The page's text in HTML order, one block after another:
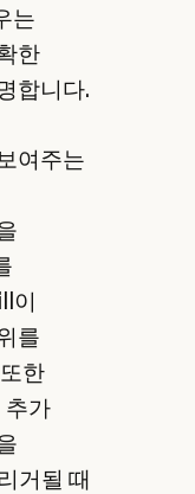
는
한
합니다.
여주는
이
를
한
추가
거될 때